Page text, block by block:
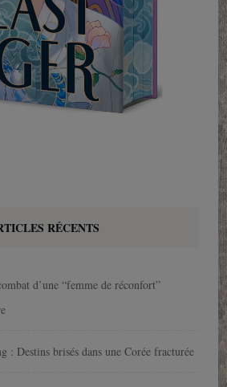
RÉCENTS
d’une “femme de réconfort”
: Destins brisés dans une Corée fracturée